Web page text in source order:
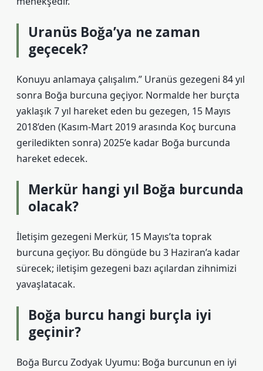
Uranüs Boğa’ya ne zaman
geçecek?
Konuyu anlamaya çalışalım.” Uranüs gezegeni 84 yıl
sonra Boğa burcuna geçiyor. Normalde her burçta
yaklaşık 7 yıl hareket eden bu gezegen, 15 Mayıs
2018’den (Kasım-Mart 2019 arasında Koç burcuna
geriledikten sonra) 2025’e kadar Boğa burcunda
hareket edecek.
Merkür hangi yıl Boğa burcunda
olacak?
İletişim gezegeni Merkür, 15 Mayıs’ta toprak
burcuna geçiyor. Bu döngüde bu 3 Haziran’a kadar
sürecek; iletişim gezegeni bazı açılardan zihnimizi
yavaşlatacak.
Boğa burcu hangi burçla iyi
geçinir?
Boğa Burcu Zodyak Uyumu: Boğa burcunun en iyi